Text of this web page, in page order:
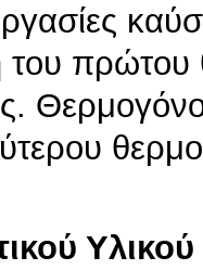
πρώτου
Υλικού